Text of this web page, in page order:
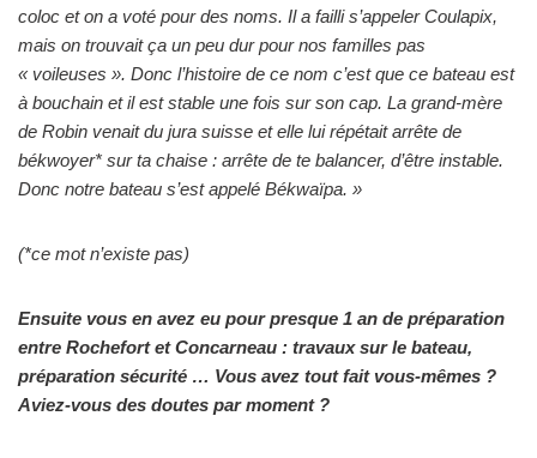
coloc et on a voté pour des noms. Il a failli s’appeler Coulapix,
mais on trouvait ça un peu dur pour nos familles pas
« voileuses ». Donc l’histoire de ce nom c’est que ce bateau est
à bouchain et il est stable une fois sur son cap. La grand-mère
de Robin venait du jura suisse et elle lui répétait arrête de
békwoyer* sur ta chaise : arrête de te balancer, d’être instable.
Donc notre bateau s’est appelé Békwaïpa. »
(*ce mot n’existe pas)
Ensuite vous en avez eu pour presque 1 an de préparation
entre Rochefort et Concarneau : travaux sur le bateau,
préparation sécurité … Vous avez tout fait vous-mêmes ?
Aviez-vous des doutes par moment ?